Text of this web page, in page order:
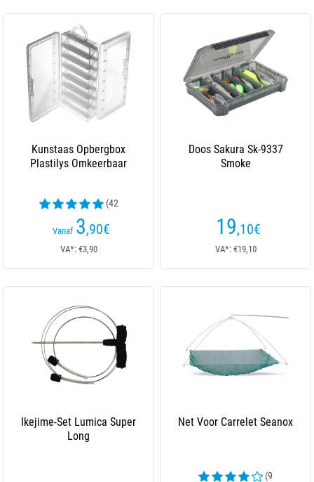
Kunstaas Opbergbox
Plastilys Omkeerbaar
(42
beoordelingen)
Vanaf 3,90€
VA*: €3,90
Doos Sakura Sk-9337
Smoke
19,10€
VA*: €19,10
Ikejime-Set Lumica Super
Long
Net Voor Carrelet Seanox
(9